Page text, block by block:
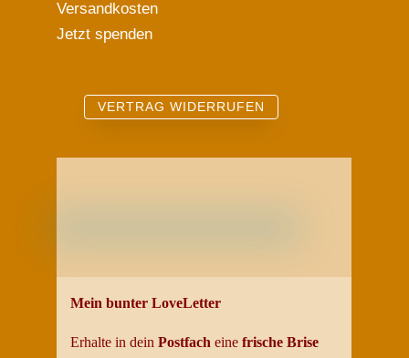
Versandkosten
Jetzt spenden
VERTRAG WIDERRUFEN
Mein bunter LoveLetter
Erhalte in deinPostfach einefrische Brise